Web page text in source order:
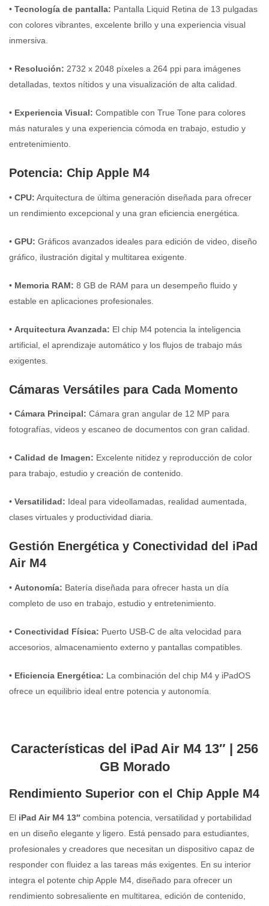
• Tecnología de pantalla: Pantalla Liquid Retina de 13 pulgadas
con colores vibrantes, excelente brillo y una experiencia visual
inmersiva.
• Resolución: 2732 x 2048 píxeles a 264 ppi para imágenes
detalladas, textos nítidos y una visualización de alta calidad.
• Experiencia Visual: Compatible con True Tone para colores
más naturales y una experiencia cómoda en trabajo, estudio y
entretenimiento.
Potencia: Chip Apple M4
• CPU: Arquitectura de última generación diseñada para ofrecer
un rendimiento excepcional y una gran eficiencia energética.
• GPU: Gráficos avanzados ideales para edición de video, diseño
gráfico, ilustración digital y multitarea exigente.
• Memoria RAM: 8 GB de RAM para un desempeño fluido y
estable en aplicaciones profesionales.
• Arquitectura Avanzada: El chip M4 potencia la inteligencia
artificial, el aprendizaje automático y los flujos de trabajo más
exigentes.
Cámaras Versátiles para Cada Momento
• Cámara Principal: Cámara gran angular de 12 MP para
fotografías, videos y escaneo de documentos con gran calidad.
• Calidad de Imagen: Excelente nitidez y reproducción de color
para trabajo, estudio y creación de contenido.
• Versatilidad: Ideal para videollamadas, realidad aumentada,
clases virtuales y productividad diaria.
Gestión Energética y Conectividad del iPad
Air M4
• Autonomía: Batería diseñada para ofrecer hasta un día
completo de uso en trabajo, estudio y entretenimiento.
• Conectividad Física: Puerto USB-C de alta velocidad para
accesorios, almacenamiento externo y pantallas compatibles.
• Eficiencia Energética: La combinación del chip M4 y iPadOS
ofrece un equilibrio ideal entre potencia y autonomía.
Características del iPad Air M4 13″ | 256
GB Morado
Rendimiento Superior con el Chip Apple M4
El iPad Air M4 13″ combina potencia, versatilidad y portabilidad
en un diseño elegante y ligero. Está pensado para estudiantes,
profesionales y creadores que necesitan un dispositivo capaz de
responder con fluidez a las tareas más exigentes. En su interior
integra el potente chip Apple M4, diseñado para ofrecer un
rendimiento sobresaliente en multitarea, edición de contenido,